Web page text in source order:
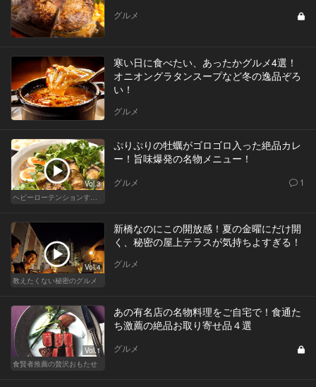
グルメ
寒い日に食べたい、あったかグルメ4選！
オニオングラタンスープなど冬の逸品ぞろ
い！
グルメ
Vol.3
ヘビーローテンションするカレー
ぷりぷりの牡蠣がゴロゴロ入った絶品カレ
ー！旨味爆発の名物メニュー！
グルメ 1
Vol.4
教えたくない秘密のグルメ
新橋なのにこの開放感！夏の金曜にだけ開
く、秘密の屋上テラスが気持ちよすぎる！
グルメ
Vol.1
食賢者推薦の贅沢おもたせ
あの有名店の名物料理をご自宅で！食通た
ち激薦の絶品お取り寄せ品４選
グルメ